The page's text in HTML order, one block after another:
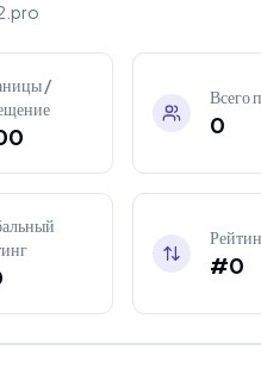
/
Всего
0
#0